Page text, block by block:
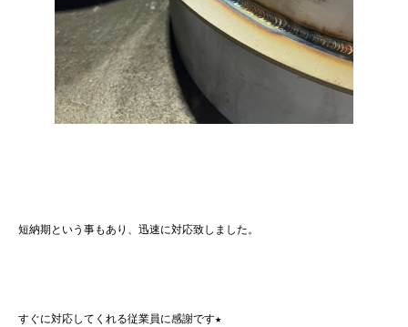
短納期という事もあり、迅速に対応致しました。
すぐに対応してくれる従業員に感謝です★